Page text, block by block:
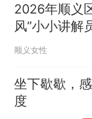
2026年顺义
风”小小讲解
示（九）
顺义女性
坐下歇歇，
度